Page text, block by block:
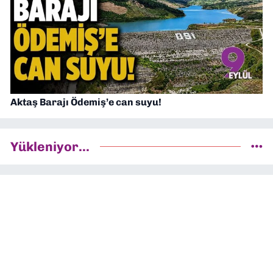
Aktaş Barajı Ödemiş’e can suyu!
Yükleniyor...